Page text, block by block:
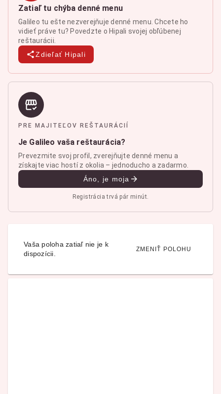
Zatiaľ tu chýba denné menu
Galileo tu ešte nezverejňuje denné menu. Chcete ho
vidieť práve tu? Povedzte o Hipali svojej obľúbenej
reštaurácii.
Zdieľať Hipali
PRE MAJITEĽOV REŠTAURÁCIÍ
Je Galileo vaša reštaurácia?
Prevezmite svoj profil, zverejňujte denné menu a
získajte viac hostí z okolia – jednoducho a zadarmo.
Áno, je moja
Registrácia trvá pár minút.
Vaša poloha zatiaľ nie je k
dispozícii.
ZMENIŤ POLOHU